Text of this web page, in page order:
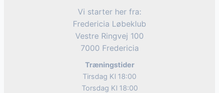
Vi starter her fra:
Fredericia Løbeklub
Vestre Ringvej 100
7000 Fredericia
Træningstider
Tirsdag Kl 18:00
Torsdag Kl 18:00